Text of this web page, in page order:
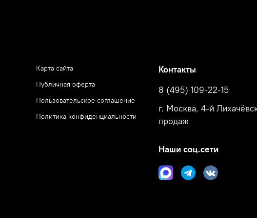
Карта сайта
Публичная оферта
Пользовательское соглашение
Политика конфиденциальности
Контакты
8 (495) 109-22-15
г. Москва, 4-й
продаж
Наши соц.сети